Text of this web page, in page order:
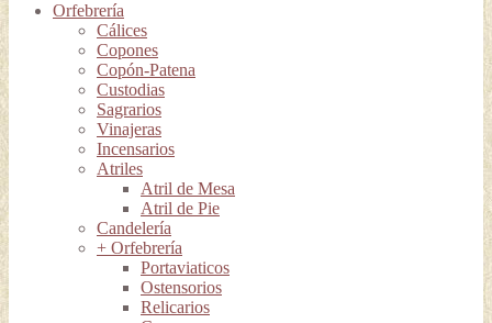
Orfebrería
Cálices
Copones
Copón-Patena
Custodias
Sagrarios
Vinajeras
Incensarios
Atriles
Atril de Mesa
Atril de Pie
Candelería
+ Orfebrería
Portaviaticos
Ostensorios
Relicarios